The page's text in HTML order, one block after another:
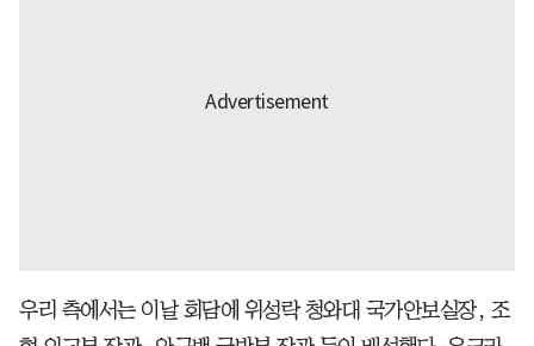
우리 측에서는 이날 회담에 위성락 청와대 국가안보실장, 조